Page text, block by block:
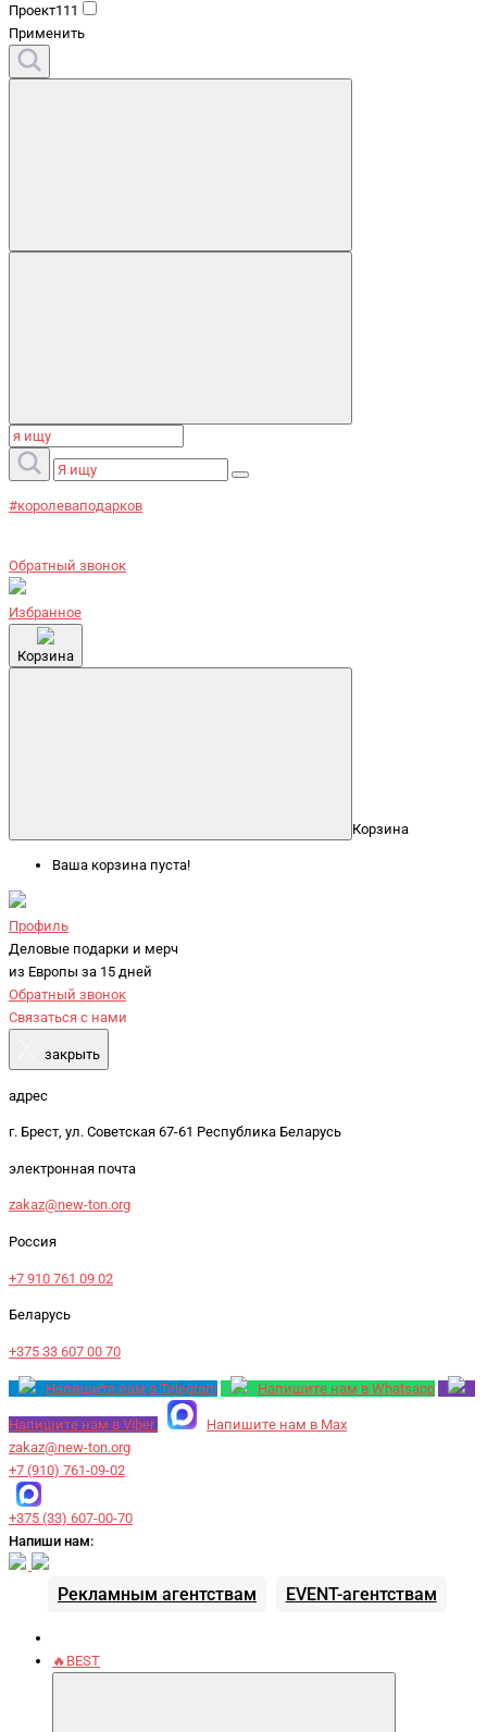
Проект111
Применить
#королеваподарков
Обратный звонок
Избранное
Корзина
Корзина
Ваша корзина пуста!
Профиль
Деловые подарки и мерч
из Европы за 15 дней
Обратный звонок
Связаться с нами
закрыть
адрес
г. Брест, ул. Советская 67-61 Республика Беларусь
электронная почта
zakaz@new-ton.org
Россия
+7 910 761 09 02
Беларусь
+375 33 607 00 70
Напишите нам в Telegram Напишите нам в Whatsapp
Напишите нам в Viber
Напишите нам в Max
zakaz@new-ton.org
+7 (910) 761-09-02
+375 (33) 607-00-70
Напиши нам:
Рекламным агентствам EVENT-агентствам
🔥BEST